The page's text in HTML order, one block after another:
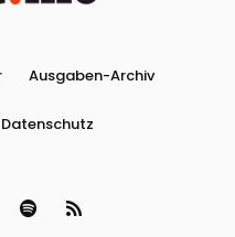
Ausgaben-Archiv
Datenschutz